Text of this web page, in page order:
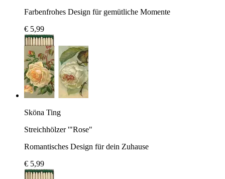
Farbenfrohes Design für gemütliche Momente
€ 5,99
Sköna Ting
Streichhölzer '"Rose"
Romantisches Design für dein Zuhause
€ 5,99